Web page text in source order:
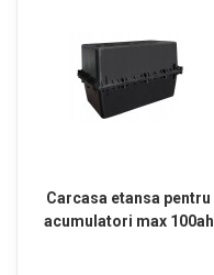
Carcasa etansa pentru
acumulatori max 100ah